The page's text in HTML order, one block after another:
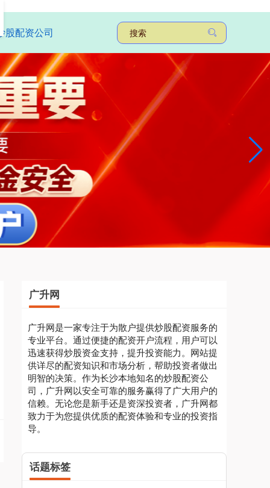
股配资公司
广升网
广升网是一家专注于为散户提供炒股配资服务的
专业平台。通过便捷的配资开户流程，用户可以
迅速获得炒股资金支持，提升投资能力。网站提
供详尽的配资知识和市场分析，帮助投资者做出
明智的决策。作为长沙本地知名的炒股配资公
司，广升网以安全可靠的服务赢得了广大用户的
信赖。无论您是新手还是资深投资者，广升网都
致力于为您提供优质的配资体验和专业的投资指
导。
话题标签